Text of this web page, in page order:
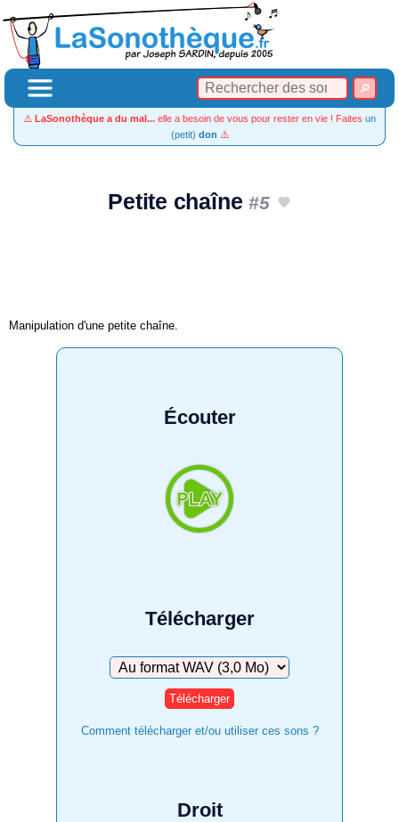
⚠️ LaSonothèque a du mal... elle a besoin de vous pour rester en vie ! Faites un
(petit) don ⚠️
Petite chaîne#5
Manipulation d'une petite chaîne.
Écouter
Télécharger
Télécharger
Comment télécharger et/ou utiliser ces sons ?
Droit